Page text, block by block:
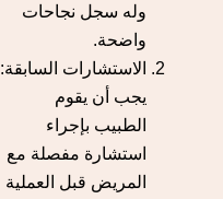
وله سجل نجاحات
واضحة.
الاستشارات السابقة:
يجب أن يقوم
الطبيب بإجراء
استشارة مفصلة مع
المريض قبل العملية